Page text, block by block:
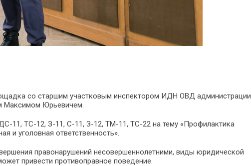
со старшим участковым инспектором ИДН ОВД администрации
Максимом Юрьевичем.
11, ТС-12, З-11, С-11, З-12, ТМ-11, ТС-22 на тему «Профилактика
и уголовная ответственность».
правонарушений несовершеннолетними, виды юридической
привести противоправное поведение.